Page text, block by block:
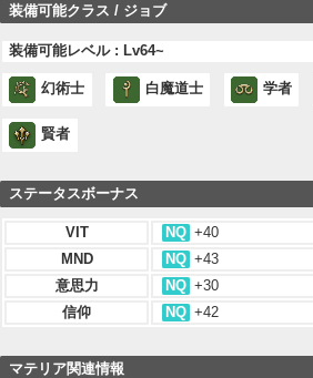
装備可能クラス / ジョブ
装備可能レベル : Lv64~
幻術士 白魔道士 学者
賢者
ステータスボーナス
VIT NQ +40
MND
NQ +43
意思力
NQ +30
信仰
NQ +42
マテリア関連情報